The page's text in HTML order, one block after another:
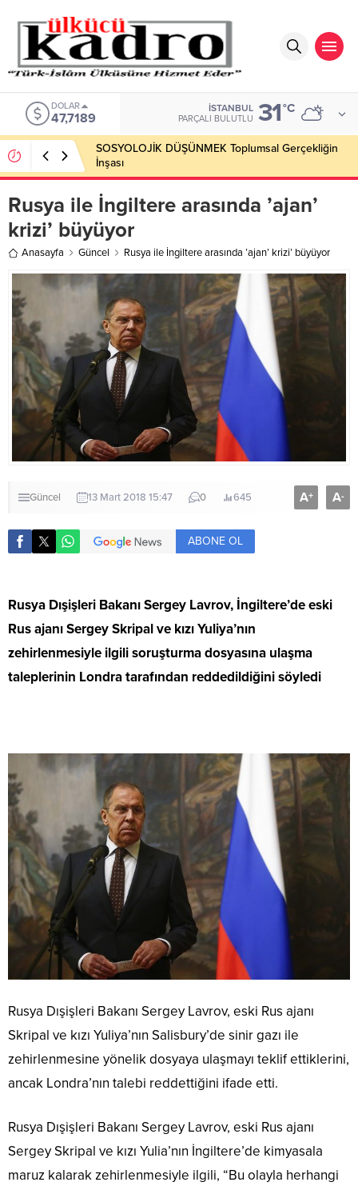
DOLAR
47,7189
İSTANBUL
PARÇALI BULUTLU 31°C
SOSYOLOJİK DÜŞÜNMEK Toplumsal Gerçekliğin
İnşası
Rusya ile İngiltere arasında ’ajan’
krizi’ büyüyor
Anasayfa Güncel Rusya ile İngiltere arasında ’ajan’ krizi’ büyüyor
Güncel 13 Mart 2018 15:47 0 645 A+ A-
ABONE OL
Rusya Dışişleri Bakanı Sergey Lavrov, İngiltere’de eski
Rus ajanı Sergey Skripal ve kızı Yuliya’nın
zehirlenmesiyle ilgili soruşturma dosyasına ulaşma
taleplerinin Londra tarafından reddedildiğini söyledi
Rusya Dışişleri Bakanı Sergey Lavrov, eski Rus ajanı
Skripal ve kızı Yuliya’nın Salisbury’de sinir gazı ile
zehirlenmesine yönelik dosyaya ulaşmayı teklif ettiklerini,
ancak Londra’nın talebi reddettiğini ifade etti.
Rusya Dışişleri Bakanı Sergey Lavrov, eski Rus ajanı
Sergey Skripal ve kızı Yulia’nın İngiltere’de kimyasala
maruz kalarak zehirlenmesiyle ilgili, “Bu olayla herhangi